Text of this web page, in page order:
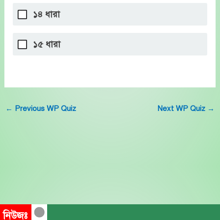
১৪ ধারা
১৫ ধারা
← Previous WP Quiz Next WP Quiz →
নিউজঃ